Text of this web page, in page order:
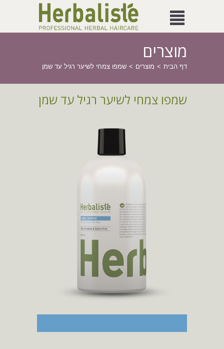
מוצרים
דף הבית מוצרים שמפו צמחי לשיער רגיל עד שמן
שמפו צמחי לשיער רגיל עד שמן